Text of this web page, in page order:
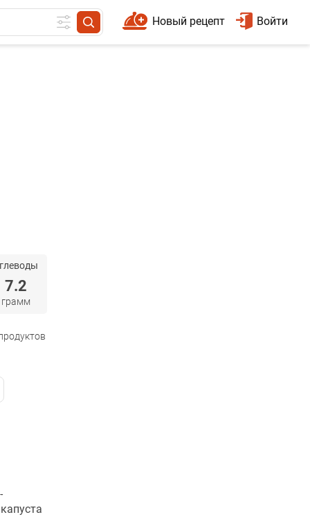
Войти
Новый рецепт
7.2
грамм